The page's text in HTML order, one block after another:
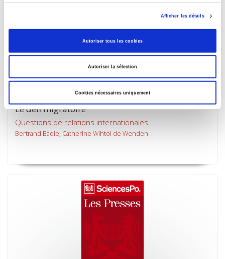
Afficher les détails
Autoriser tous les cookies
Autoriser la sélection
Cookies nécessaires uniquement
Le défi migratoire
Questions de relations internationales
Bertrand Badie, Catherine Wihtol de Wenden